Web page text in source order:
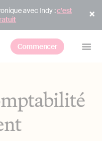
avec Indy :c’est
Commencer